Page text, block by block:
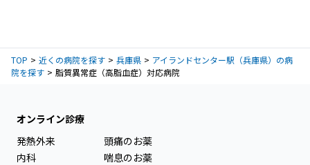
TOP 近くの病院を探す 兵庫県
アイランドセンター駅（兵庫県）の病
院を探す
脂質異常症（高脂血症）対応病院
オンライン診療
発熱外来
内科
頭痛のお薬
喘息のお薬